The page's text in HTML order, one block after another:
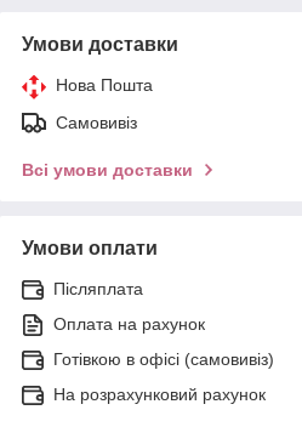
Умови доставки
Нова Пошта
Самовивіз
Всі умови доставки
Умови оплати
Післяплата
Оплата на рахунок
Готівкою в офісі (самовивіз)
На розрахунковий рахунок